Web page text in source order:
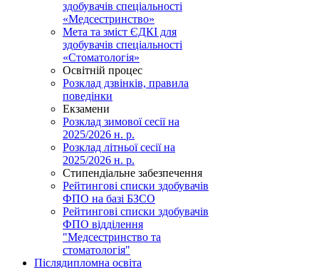
здобувачів спеціальності
«Медсестринство»
Мета та зміст ЄДКІ для
здобувачів спеціальності
«Стоматологія»
Освітній процес
Розклад дзвінків, правила
поведінки
Екзамени
Розклад зимової сесії на
2025/2026 н. р.
Розклад літньої сесії на
2025/2026 н. р.
Стипендіальне забезпечення
Рейтингові списки здобувачів
ФПО на базі БЗСО
Рейтингові списки здобувачів
ФПО відділення
"Медсестринство та
стоматологія"
Післядипломна освіта